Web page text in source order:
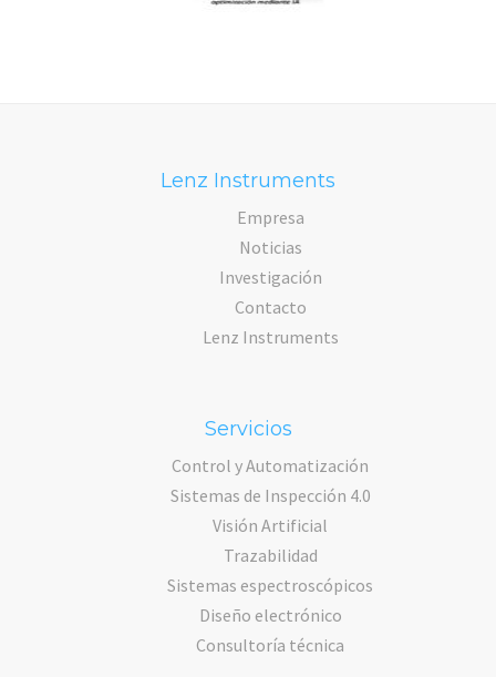
Lenz Instruments
Empresa
Noticias
Investigación
Contacto
Lenz Instruments
Servicios
Control y Automatización
Sistemas de Inspección 4.0
Visión Artificial
Trazabilidad
Sistemas espectroscópicos
Diseño electrónico
Consultoría técnica